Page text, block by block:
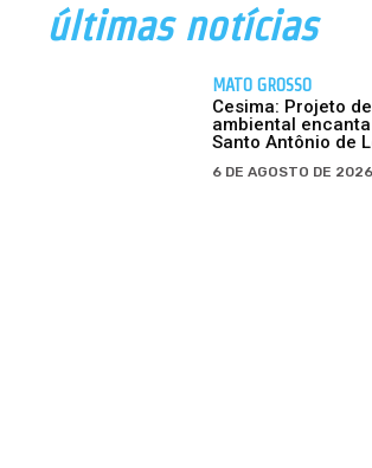
últimas notícias
MATO GROSSO
Cesima: Projeto
ambiental
Santo Antônio de
6 DE AGOSTO DE 2026